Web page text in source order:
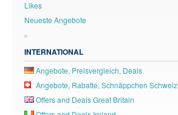
Likes
Neueste Angebote
INTERNATIONAL
Angebote, Preisvergleich, Deals
Angebote, Rabatte, Schnäppchen Schweiz
Offers and Deals Great Britain